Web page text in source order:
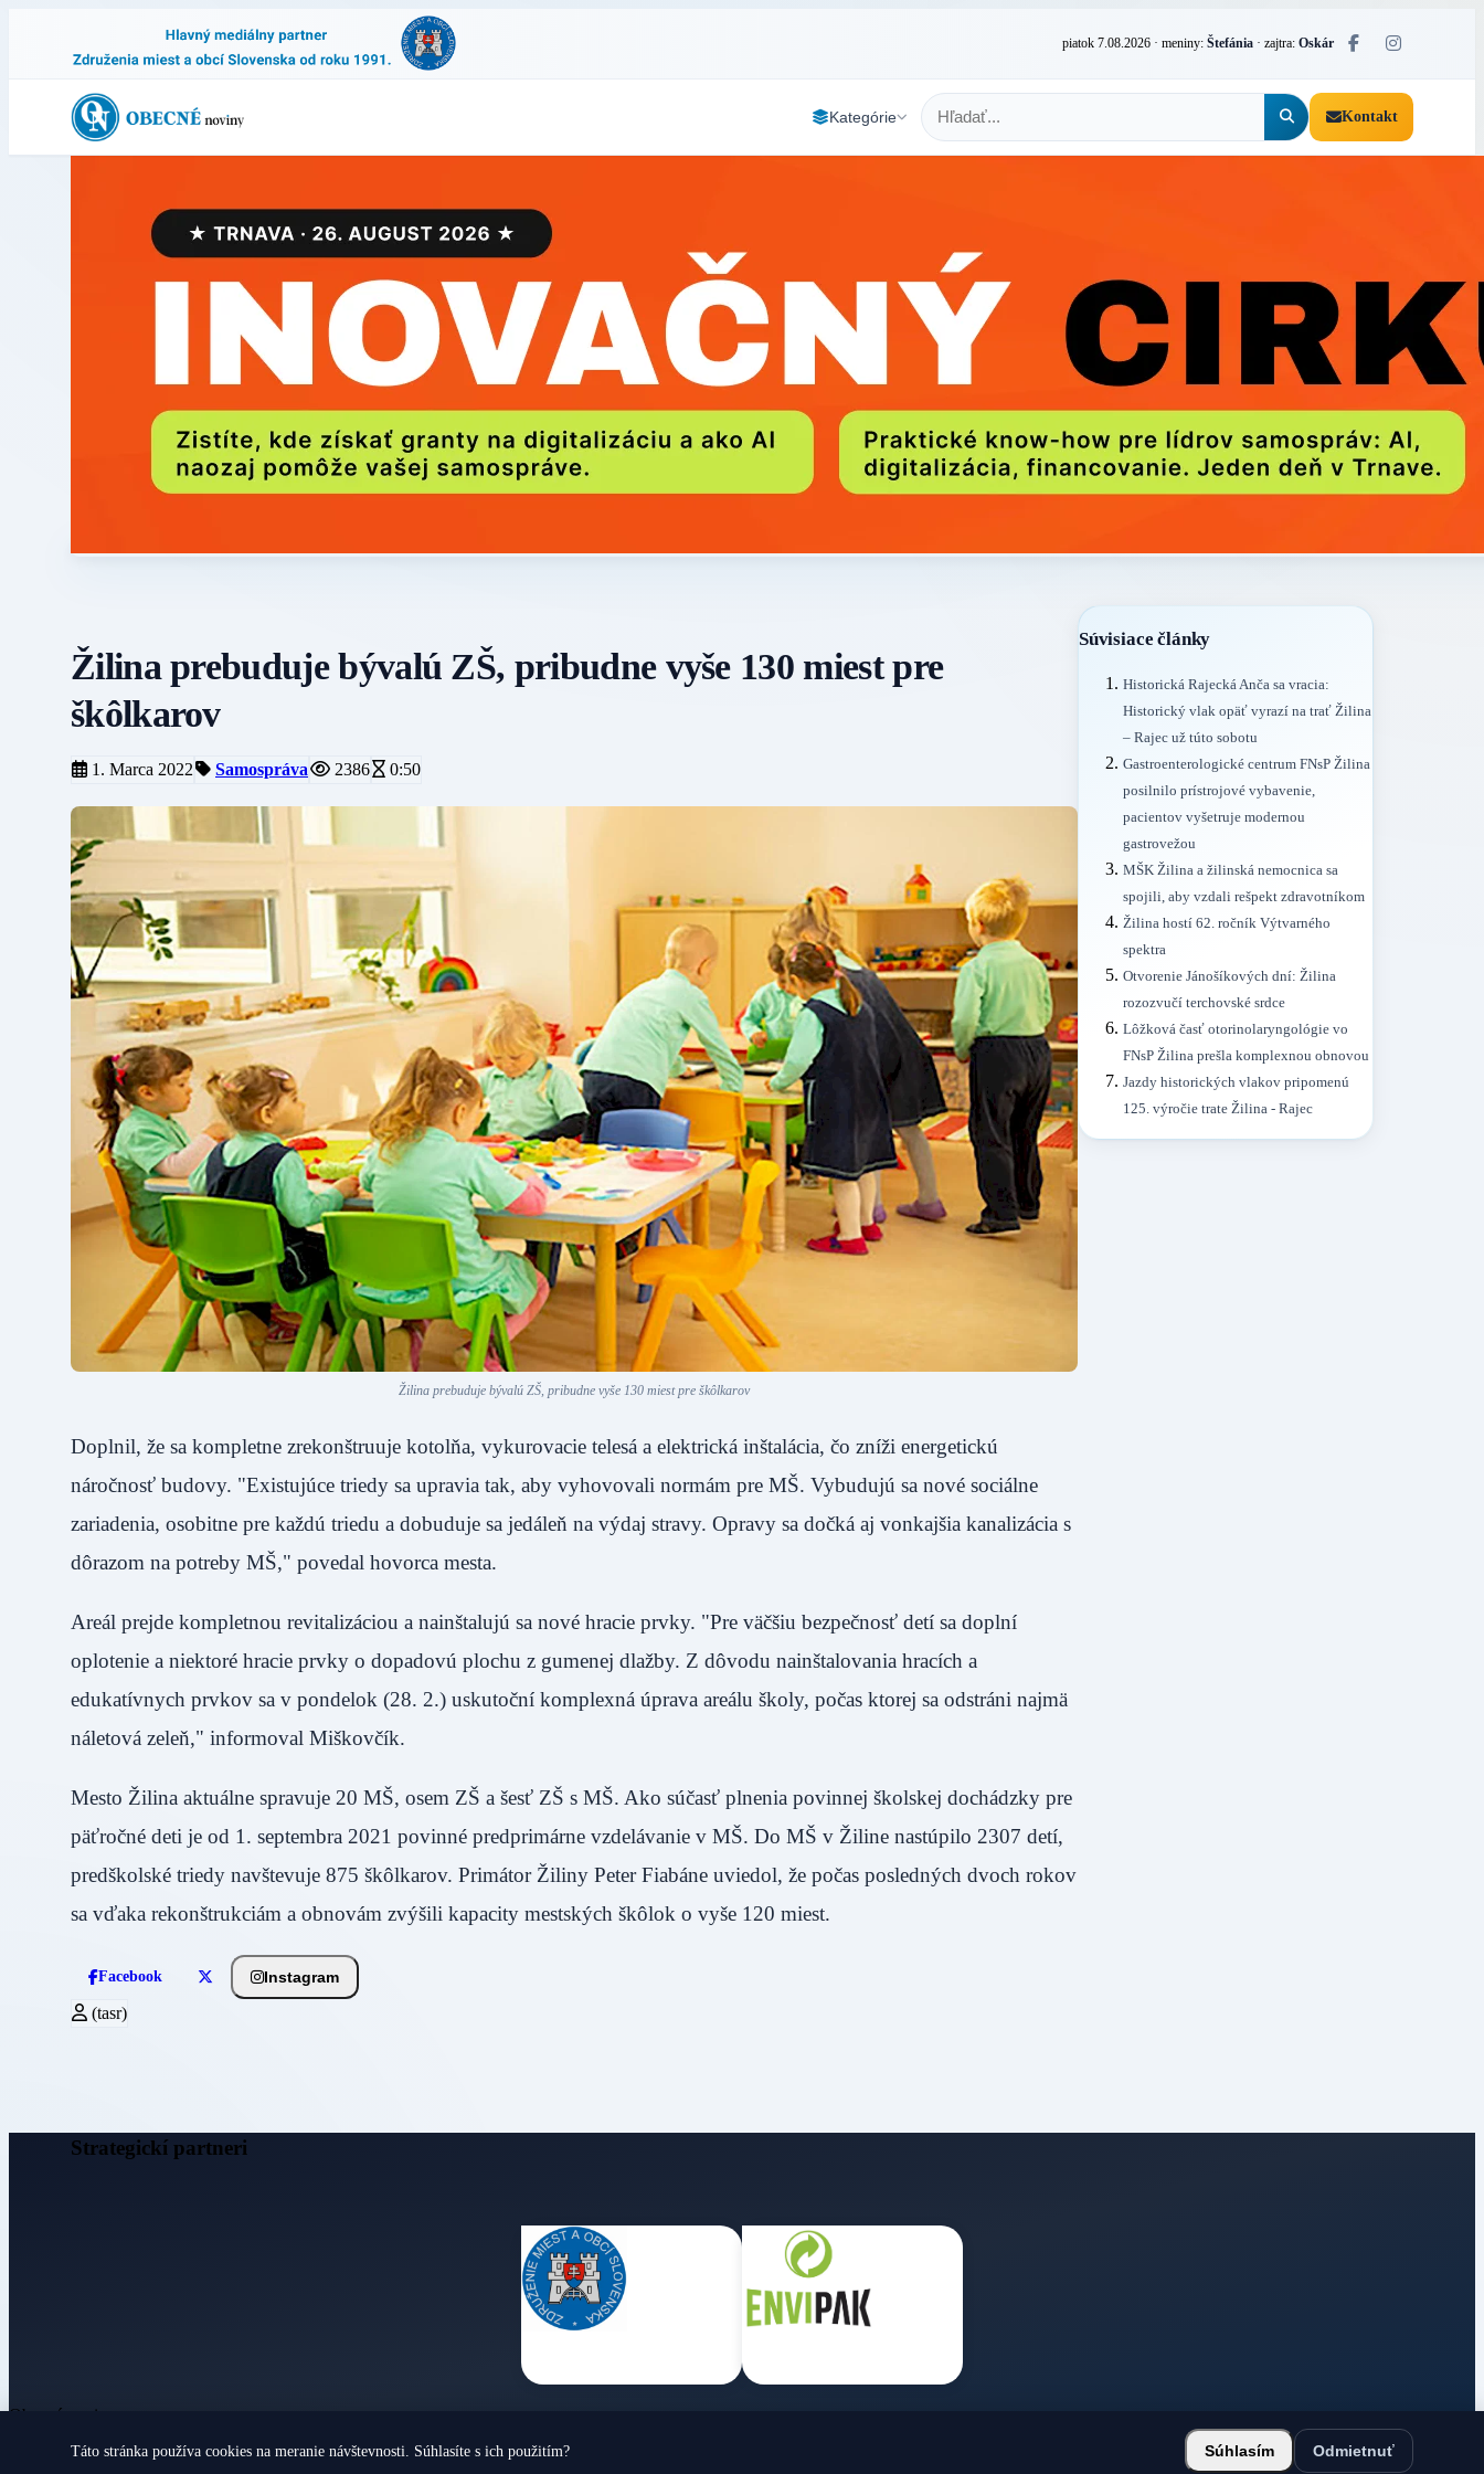
piatok 7.08.2026 · meniny: Štefánia · zajtra: Oskár
Kategórie Kontakt
Žilina prebuduje bývalú ZŠ, pribudne vyše 130 miest pre
škôlkarov
1. Marca 2022 Samospráva 2386 0:50
Žilina prebuduje bývalú ZŠ, pribudne vyše 130 miest pre škôlkarov
Doplnil, že sa kompletne zrekonštruuje kotolňa, vykurovacie telesá a elektrická inštalácia, čo zníži energetickú
náročnosť budovy. "Existujúce triedy sa upravia tak, aby vyhovovali normám pre MŠ. Vybudujú sa nové sociálne
zariadenia, osobitne pre každú triedu a dobuduje sa jedáleň na výdaj stravy. Opravy sa dočká aj vonkajšia kanalizácia s
dôrazom na potreby MŠ," povedal hovorca mesta.
Areál prejde kompletnou revitalizáciou a nainštalujú sa nové hracie prvky. "Pre väčšiu bezpečnosť detí sa doplní
oplotenie a niektoré hracie prvky o dopadovú plochu z gumenej dlažby. Z dôvodu nainštalovania hracích a
edukatívnych prvkov sa v pondelok (28. 2.) uskutoční komplexná úprava areálu školy, počas ktorej sa odstráni najmä
náletová zeleň," informoval Miškovčík.
Mesto Žilina aktuálne spravuje 20 MŠ, osem ZŠ a šesť ZŠ s MŠ. Ako súčasť plnenia povinnej školskej dochádzky pre
päťročné deti je od 1. septembra 2021 povinné predprimárne vzdelávanie v MŠ. Do MŠ v Žiline nastúpilo 2307 detí,
predškolské triedy navštevuje 875 škôlkarov. Primátor Žiliny Peter Fiabáne uviedol, že počas posledných dvoch rokov
sa vďaka rekonštrukciám a obnovám zvýšili kapacity mestských škôlok o vyše 120 miest.
Facebook Instagram
(tasr)
Súvisiace články
Historická Rajecká Anča sa vracia:
Historický vlak opäť vyrazí na trať Žilina
– Rajec už túto sobotu
Gastroenterologické centrum FNsP Žilina
posilnilo prístrojové vybavenie,
pacientov vyšetruje modernou
gastrovežou
MŠK Žilina a žilinská nemocnica sa
spojili, aby vzdali rešpekt zdravotníkom
Žilina hostí 62. ročník Výtvarného
spektra
Otvorenie Jánošíkových dní: Žilina
rozozvučí terchovské srdce
Lôžková časť otorinolaryngológie vo
FNsP Žilina prešla komplexnou obnovou
Jazdy historických vlakov pripomenú
125. výročie trate Žilina - Rajec
Strategickí partneri
Obecné noviny
© 2026 Všetky práva vyhradené
Táto stránka používa cookies na meranie návštevnosti. Súhlasíte s ich použitím? Súhlasím Odmietnuť